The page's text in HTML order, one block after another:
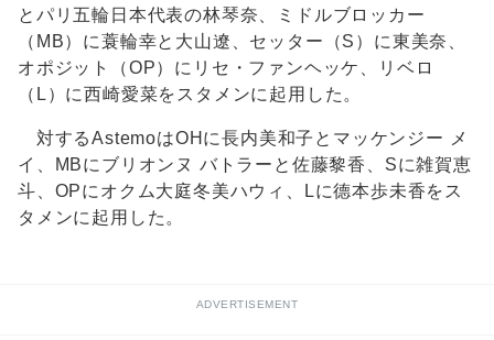
とパリ五輪日本代表の林琴奈、ミドルブロッカー
（MB）に蓑輪幸と大山遼、セッター（S）に東美奈、
オポジット（OP）にリセ・ファンヘッケ、リベロ
（L）に西崎愛菜をスタメンに起用した。
対するAstemoはOHに長内美和子とマッケンジー メ
イ、MBにブリオンヌ バトラーと佐藤黎香、Sに雑賀恵
斗、OPにオクム大庭冬美ハウィ、Lに德本歩未香をス
タメンに起用した。
ADVERTISEMENT